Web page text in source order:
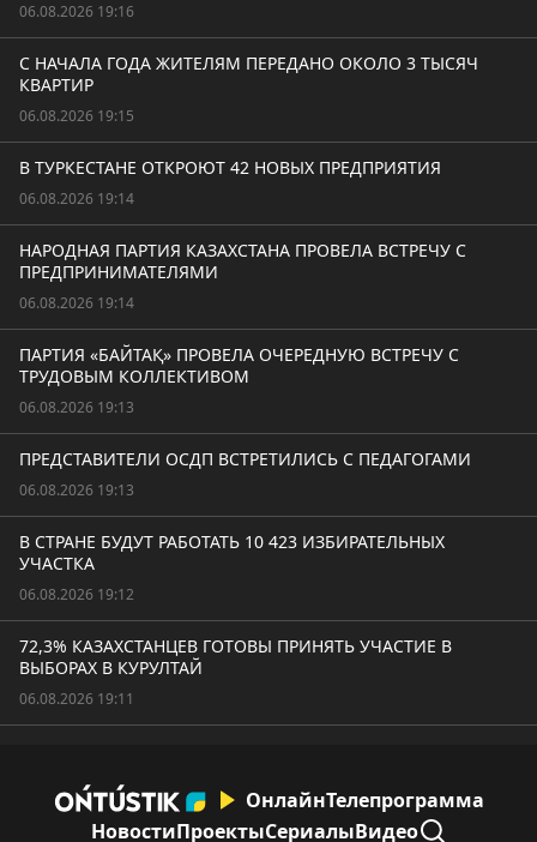
06.08.2026 19:16
С НАЧАЛА ГОДА ЖИТЕЛЯМ ПЕРЕДАНО ОКОЛО 3 ТЫСЯЧ
КВАРТИР
06.08.2026 19:15
В ТУРКЕСТАНЕ ОТКРОЮТ 42 НОВЫХ ПРЕДПРИЯТИЯ
06.08.2026 19:14
НАРОДНАЯ ПАРТИЯ КАЗАХСТАНА ПРОВЕЛА ВСТРЕЧУ С
ПРЕДПРИНИМАТЕЛЯМИ
06.08.2026 19:14
ПАРТИЯ «БАЙТАҚ» ПРОВЕЛА ОЧЕРЕДНУЮ ВСТРЕЧУ С
ТРУДОВЫМ КОЛЛЕКТИВОМ
06.08.2026 19:13
ПРЕДСТАВИТЕЛИ ОСДП ВСТРЕТИЛИСЬ С ПЕДАГОГАМИ
06.08.2026 19:13
В СТРАНЕ БУДУТ РАБОТАТЬ 10 423 ИЗБИРАТЕЛЬНЫХ
УЧАСТКА
06.08.2026 19:12
72,3% КАЗАХСТАНЦЕВ ГОТОВЫ ПРИНЯТЬ УЧАСТИЕ В
ВЫБОРАХ В КУРУЛТАЙ
06.08.2026 19:11
ОнлайнТелепрограмма
НовостиПроектыСериалыВидео